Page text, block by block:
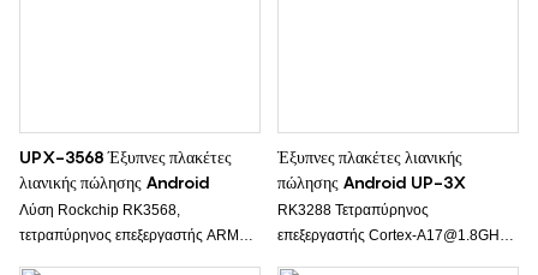
UPX-3568 Έξυπνες πλακέτες
λιανικής πώλησης Android
Λύση Rockchip RK3568,
τετραπύρηνος επεξεργαστής ARM
Έξυπνες πλακέτες λιανικής
πώλησης Android UP-3X
RK3288 Τετραπύρηνος
επεξεργαστής Cortex-A17@1.8GHz,